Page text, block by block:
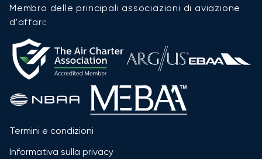
Membro delle principali associazioni di aviazione
d'affari:
Termini e condizioni
Informativa sulla privacy